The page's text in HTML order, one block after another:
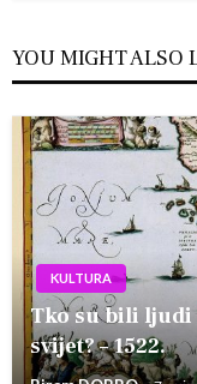
YOU MIGHT ALSO
KULTURA
Tko su bili
svijet? – 1522.